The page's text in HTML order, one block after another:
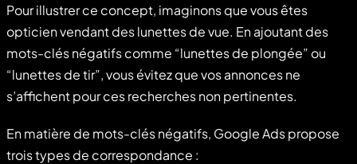
Pour illustrer ce concept, imaginons que vous êtes
opticien vendant des lunettes de vue. En ajoutant des
mots-clés négatifs comme “lunettes de plongée” ou
“lunettes de tir”, vous évitez que vos annonces ne
s’affichent pour ces recherches non pertinentes.
En matière de mots-clés négatifs, Google Ads propose
trois types de correspondance :